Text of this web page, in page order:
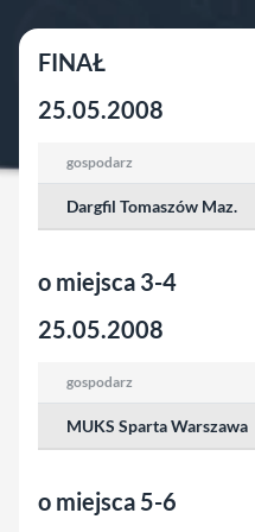
FINAŁ
25.05.2008
gospodarz
Dargfil Tomaszów Maz.
o miejsca 3-4
25.05.2008
gospodarz
MUKS Sparta Warszawa
o miejsca 5-6